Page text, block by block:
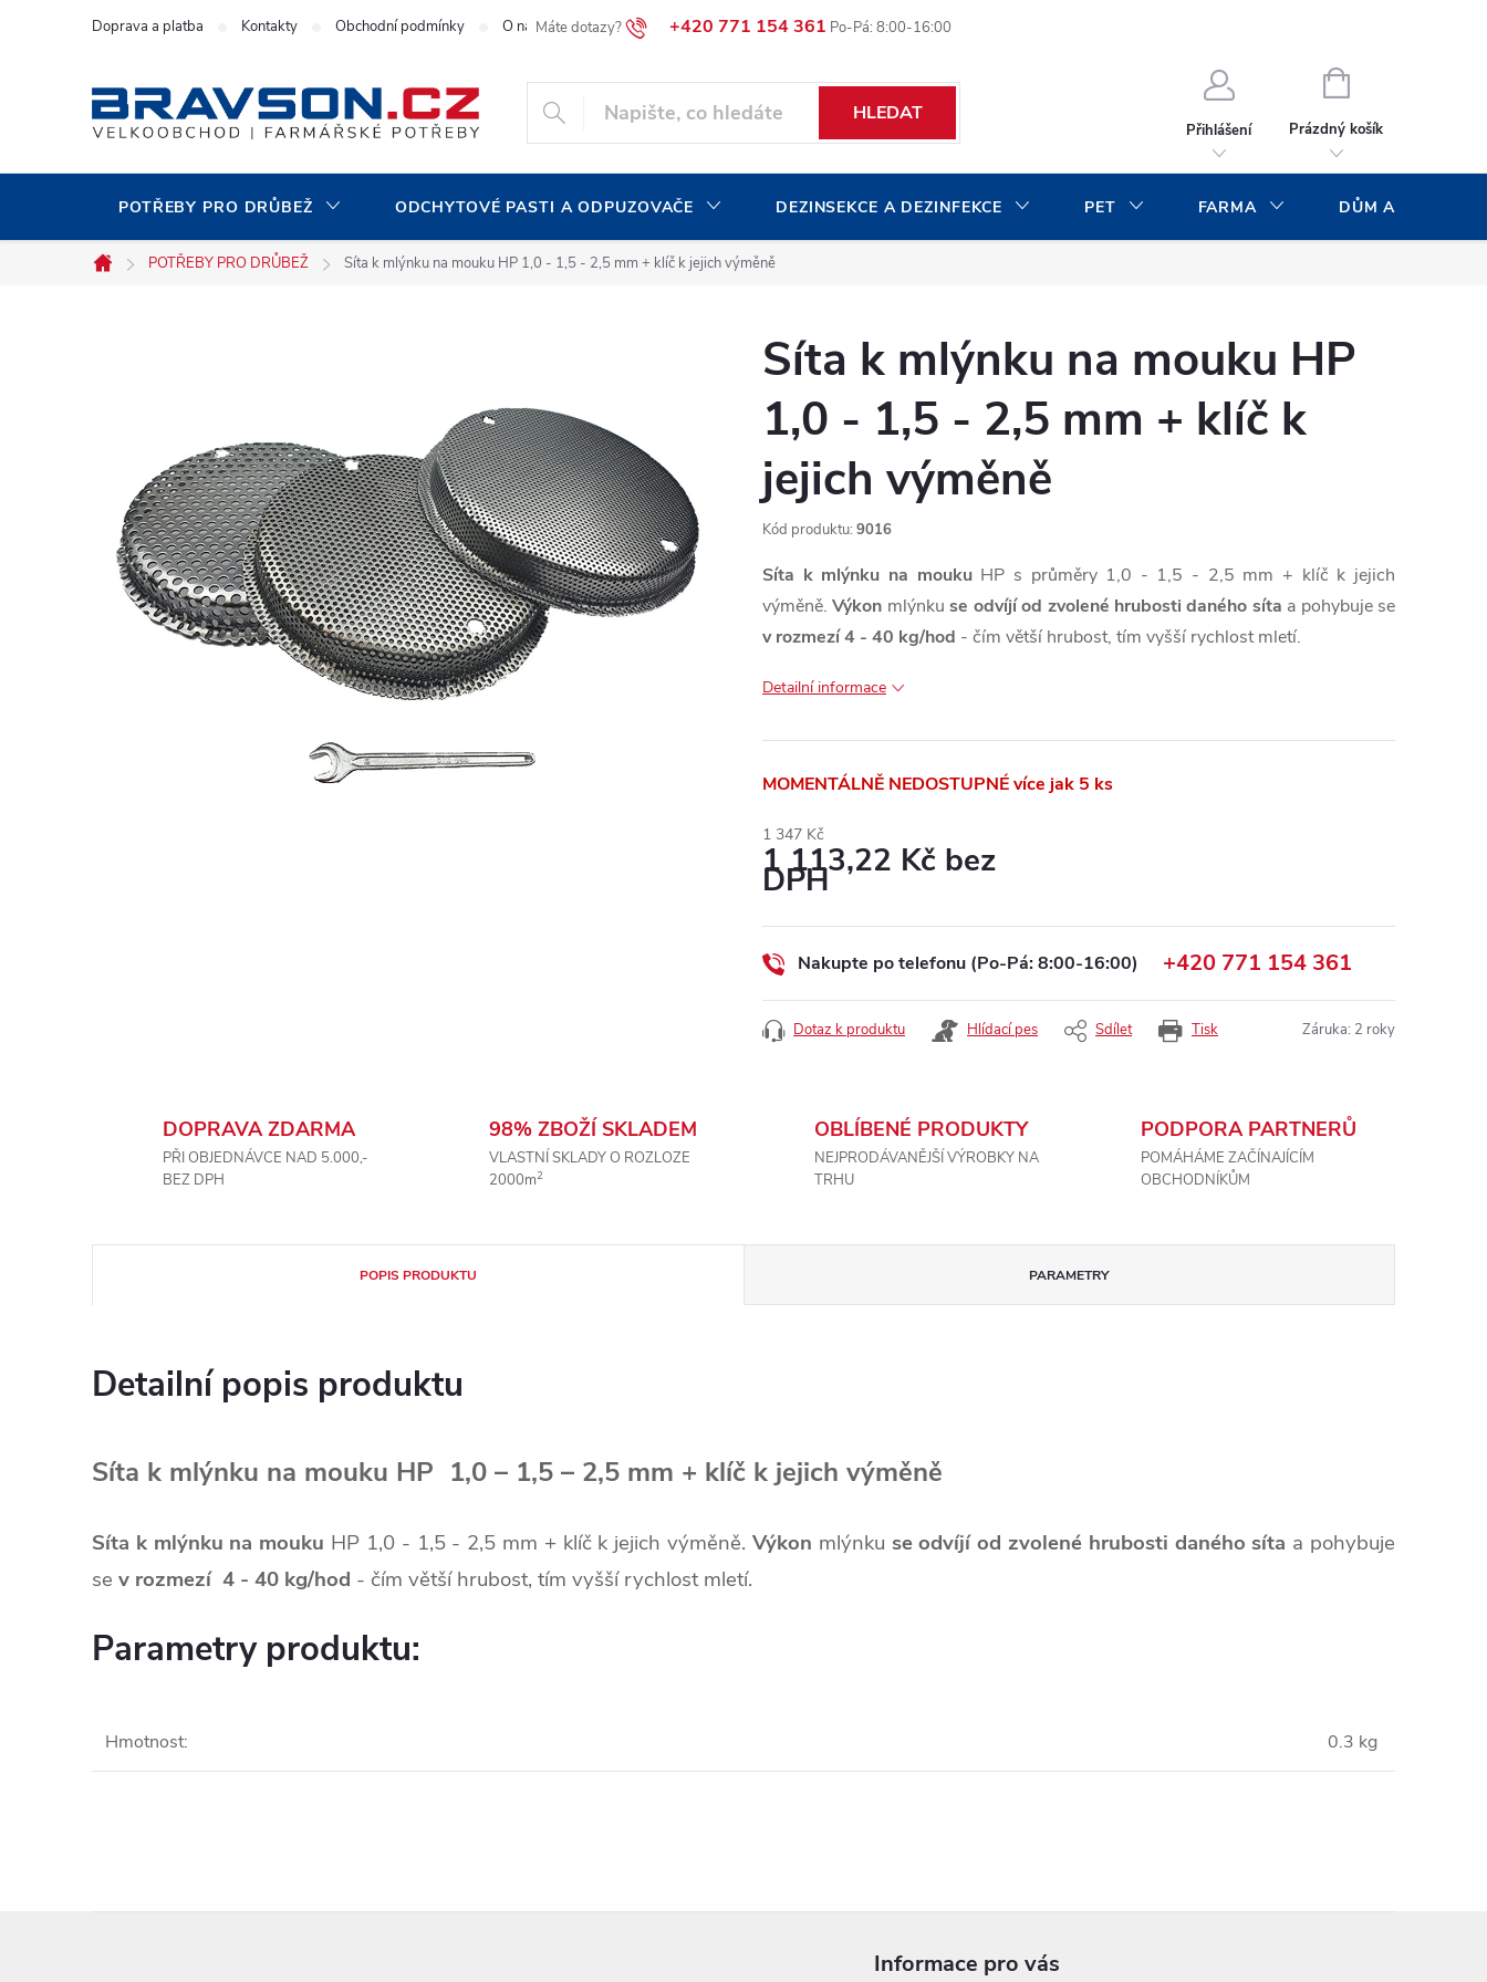
+420 771 154 361
Doprava a platba Kontakty Obchodní podmínky O naší společnosti Blog Volná pracovní místa
HLEDAT
Přihlášení
NÁKUPNÍ
Prázdný košík
POTŘEBY PRO DRŮBEŽ ODCHYTOVÉ PASTI A ODPUZOVAČE DEZINSEKCE A DEZINFEKCE PET FARMA DŮM A ZAHRADA
Domů
POTŘEBY PRO DRŮBEŽ Síta k mlýnku na mouku HP 1,0 - 1,5 - 2,5 mm + klíč k jejich výměně
Síta k mlýnku na mouku HP
1,0 - 1,5 - 2,5 mm + klíč k
jejich výměně
Kód produktu: 9016
Síta k mlýnku na moukuHP s průměry 1,0 - 1,5 - 2,5 mm + klíč k jejich
výměně.Výkon mlýnkuse odvíjí od zvolené hrubosti daného síta a pohybuje se
v rozmezí 4 - 40 kg/hod - čím větší hrubost, tím vyšší rychlost mletí.
Detailní informace
MOMENTÁLNĚ NEDOSTUPNÉvíce jak 5 ks
1 347 Kč
1 113,22 Kč bez
DPH
cena:
Nakupte po telefonu (Po-Pá: 8:00-16:00) +420 771 154 361
Tisk
Dotaz k produktu Hlídací pes Sdílet Záruka: 2 roky
DOPRAVA ZDARMA
PŘI OBJEDNÁVCE NAD 5.000,-
BEZ DPH
98% ZBOŽÍ SKLADEM
VLASTNÍ SKLADY O ROZLOZE
2000m2
OBLÍBENÉ PRODUKTY
NEJPRODÁVANĚJŠÍ VÝROBKY NA
TRHU
PODPORA PARTNERŮ
POMÁHÁME ZAČÍNAJÍCÍM
OBCHODNÍKŮM
POPIS PRODUKTU PARAMETRY
Detailní popis produktu
Síta k mlýnku na mouku HP 1,0 – 1,5 – 2,5 mm + klíč k jejich výměně
Síta k mlýnku na mouku HP 1,0 - 1,5 - 2,5 mm + klíč k jejich výměně. Výkon mlýnku se odvíjí od zvolené hrubosti daného síta a pohybuje
se v rozmezí 4 - 40 kg/hod - čím větší hrubost, tím vyšší rychlost mletí.
Parametry produktu:
Hmotnost: 0.3 kg
Informace pro vás